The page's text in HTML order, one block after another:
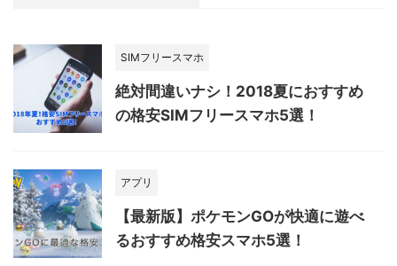
SIMフリースマホ
絶対間違いナシ！2018夏におすすめ
の格安SIMフリースマホ5選！
アプリ
【最新版】ポケモンGOが快適に遊べ
るおすすめ格安スマホ5選！